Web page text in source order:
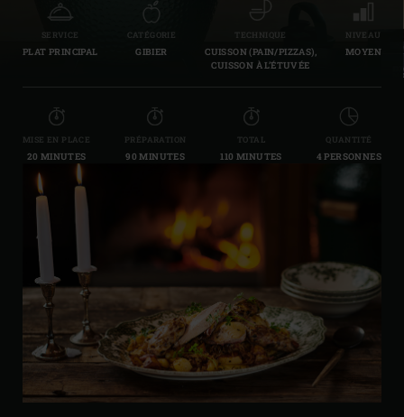
SERVICE
PLAT PRINCIPAL
CATÉGORIE
GIBIER
TECHNIQUE
CUISSON (PAIN/PIZZAS),
CUISSON À L’ÉTUVÉE
NIVEAU
MOYEN
MISE EN PLACE
20 MINUTES
PRÉPARATION
90 MINUTES
TOTAL
110 MINUTES
QUANTITÉ
4 PERSONNES